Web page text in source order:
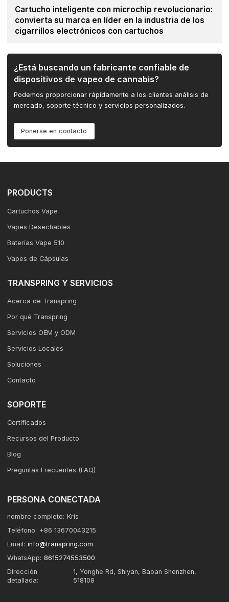
Cartucho inteligente con microchip revolucionario:
convierta su marca en líder en la industria de los
cigarrillos electrónicos con cartuchos
¿Está buscando un fabricante confiable de
dispositivos de vapeo de cannabis?
Podemos proporcionar rápidamente a los clientes análisis de
mercado, soporte técnico y servicios personalizados.
Ponerse en contacto
PRODUCTS
Cartuchos Vape
Vapes Desechables
Baterías Vape 510
Vapes de Cápsulas
TRANSPRING Y SERVICIOS
Acerca de Transpring
Por qué Transpring
Servicios OEM y ODM
Servicios Locales
Soluciones
Contacto
SOPORTE
Certificados
Recursos del Producto
Blog
Preguntas Frecuentes (FAQ)
PERSONA CONECTADA
nombre completo: Kris
Teléfono: +86 13670043215
Email: info@transpring.com
WhatsApp: 8615274553500
Dirección
detallada:
1, Yonghe Rd, Shiyan, Baoan Shenzhen,
518108